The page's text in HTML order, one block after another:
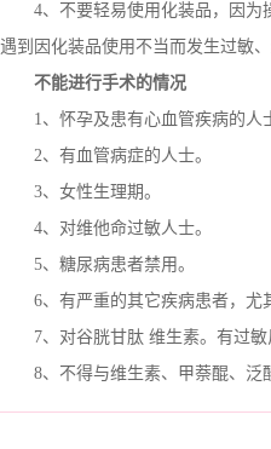
4、不要轻易使用化装品，因为操
遇到因化装品使用不当而发生过敏、
不能进行手术的情况
1、怀孕及患有心血管疾病的人
2、有血管病症的人士。
3、女性生理期。
4、对维他命过敏人士。
5、糖尿病患者禁用。
6、有严重的其它疾病患者，尤
7、对谷胱甘肽 维生素。有过敏
8、不得与维生素、甲萘醌、泛